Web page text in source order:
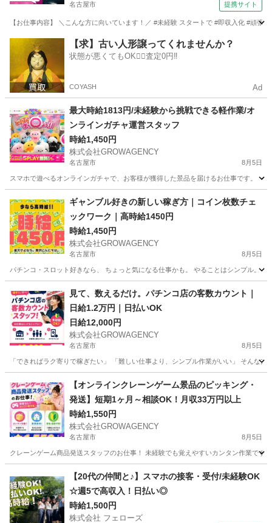
名古屋市 提携サイト
【お仕事内容】 ＼こんな方に向いています！／ #未経験 スタートで #即収入
パチンコ
【求】古い人形譲ってくれませんか？
状態が悪くてもOK🙆‍♀️査定0円‼️
COYASH Ad
最大時給1813円/未経験から挑戦できる軽作業/オ
ンラインガチャ運営スタッフ
時給1,450円
株式会社GROWAGENCY
名古屋市 8月5日
スマホで遊べるオンラインガチャで、お客様が獲得した景品を届けるお仕事です。
ゲームセンター 時給
ギャンブル好きの新しい稼ぎ方｜コイン枚数チェ
ックワーク｜高時給1450円
時給1,450円
株式会社GROWAGENCY
名古屋市 8月5日
パチンコ・スロット好きなら、 ちょっと気になる仕事かも。 やることはシンプル。
パチンコ 時給
見て、数えるだけ。パチンコ店の客数カウント｜
日給1.2万円｜日払いOK
日給12,000円
株式会社GROWAGENCY
名古屋市 8月5日
「できればラク寄りで稼ぎたい」 「難しい仕事より、シンプル作業がいい」 そんな
パチンコ パチンコ店
【オンラインクレーンゲーム景品のピッキング・
発送】短期1ヶ月～相談OK！月収33万円以上
時給1,550円
株式会社GROWAGENCY
名古屋市 8月5日
クレーンゲーム商品発送スタッフのお仕事！ 未経験でも覚えやすいカンタン作業で
ゲームセンター クレーンゲーム
【20代の仲間と♪】スマホの接客・受付/未経験OK
☆週5で高収入！日払い◎
時給1,500円
株式会社 フェローズ